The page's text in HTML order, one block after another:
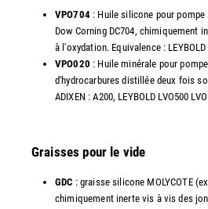
VPO704: Huile silicone pour
Dow Corning DC704, chimiquement
à l'oxydation. Equivalence : LEYBOLD
VPO020 : Huile minérale pour
d'hydrocarbures distillée deux fois
ADIXEN : A200, LEYBOLD LVO500
Graisses pour le vide
GDC : graisse silicone MOLYCOTE
chimiquement inerte vis à vis des